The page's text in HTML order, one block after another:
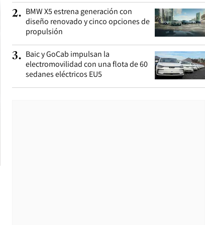
2. BMW X5 estrena generación con
diseño renovado y cinco opciones de
propulsión
3. Baic y GoCab impulsan la
electromovilidad con una flota de 60
sedanes eléctricos EU5